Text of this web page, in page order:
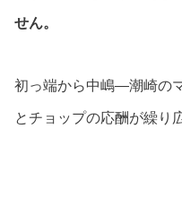
せん。
初っ端から中嶋―潮崎の
とチョップの応酬が繰り